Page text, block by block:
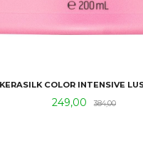
COLOR INTENSIVE
Tilbud
249,00 384,00Rabatt